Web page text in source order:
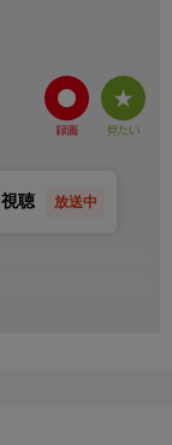
聴 放送中